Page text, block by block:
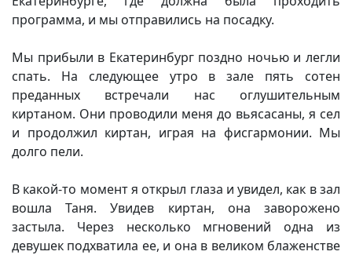
программа, и мы отправились на посадку.
Мы прибыли в Екатеринбург поздно ночью и легли
спать. На следующее утро в зале пять сотен
преданных встречали нас оглушительным
киртаном. Они проводили меня до вьясасаны, я сел
и продолжил киртан, играя на фисгармонии. Мы
долго пели.
В какой-то момент я открыл глаза и увидел, как в зал
вошла Таня. Увидев киртан, она заворожено
застыла. Через несколько мгновений одна из
девушек подхватила ее, и она в великом блаженстве